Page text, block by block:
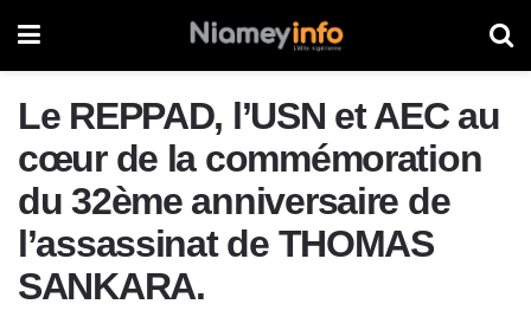
Le REPPAD, l’USN et AEC au
cœur de la commémoration
du 32ème anniversaire de
l’assassinat de THOMAS
SANKARA.